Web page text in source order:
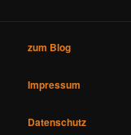
zum Blog
Impressum
Datenschutz